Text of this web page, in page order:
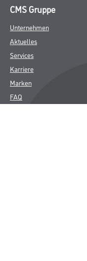
CMS Gruppe
Unternehmen
Aktuelles
Services
Karriere
Marken
FAQ